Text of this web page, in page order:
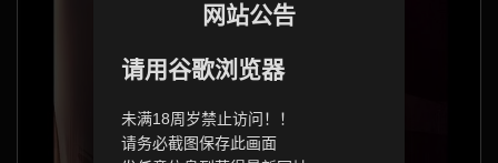
网站公告
请用谷歌浏览器
未满18周岁禁止访问！！
请务必截图保存此画面